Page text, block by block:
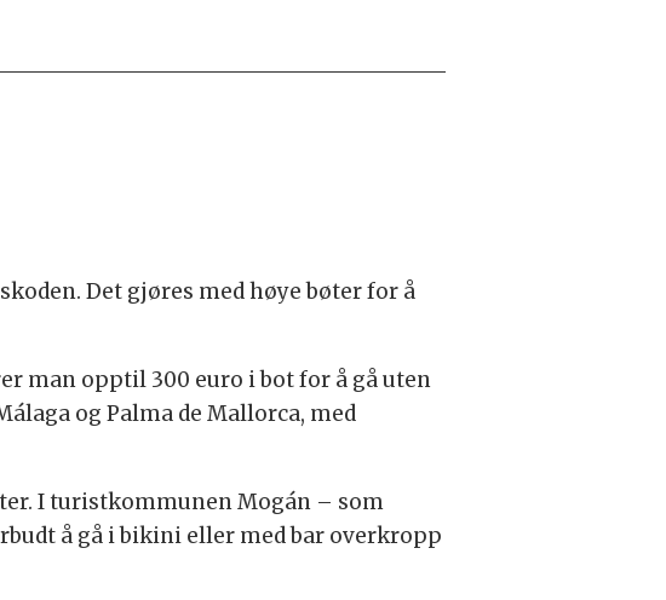
Det gjøres med høye bøter for å
man opptil 300 euro i bot for å gå uten
og Palma de Mallorca, med
I turistkommunen Mogán – som
å gå i bikini eller med bar overkropp